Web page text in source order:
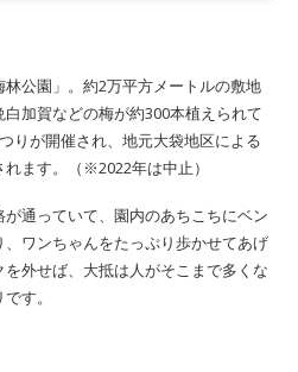
公園」。約2万平方メートルの敷地
加賀などの梅が約300本植えられて
りが開催され、地元大袋地区による
ます。（※2022年は中止）
通っていて、園内のあちこちにベン
ワンちゃんをたっぷり歩かせてあげ
外せば、大抵は人がそこまで多くな
す。